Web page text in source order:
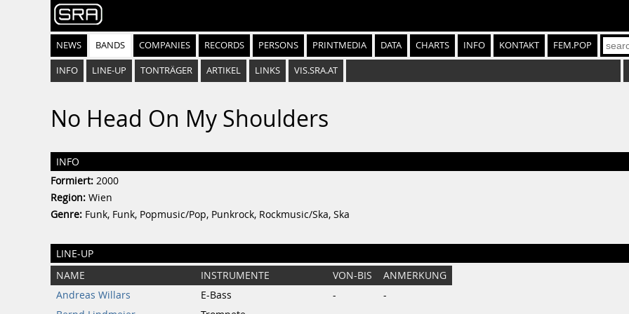
NEWS BANDS COMPANIES RECORDS PERSONS PRINTMEDIA DATA CHARTS INFO KONTAKT FEM.POP
INFO LINE-UP TONTRÄGER ARTIKEL LINKS VIS.SRA.AT
No Head On My Shoulders
INFO
Formiert: 2000
Region: Wien
Genre: Funk, Funk, Popmusic/Pop, Punkrock, Rockmusic/Ska, Ska
LINE-UP
NAME INSTRUMENTE VON-BIS
ANMERKUNG
Andreas Willars
E-Bass -
-